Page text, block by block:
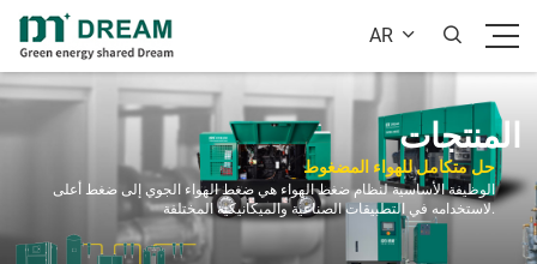
AR  
المنتجات
حل متكامل للهواء المضغوط
الوظيفة الأساسية لنظام ضغط الهواء هي ضغط الهواء الجوي إلى ضغط أعلى
لاستخدامه في التطبيقات الصناعية والميكانيكية المختلفة.